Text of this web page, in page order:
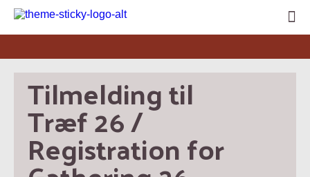
Tilmelding til
Træf 26 /
Registration for